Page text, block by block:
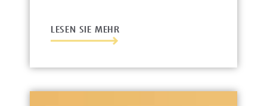
LESEN SIE MEHR